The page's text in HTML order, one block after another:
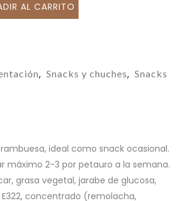
AL CARRITO
, Snacks y chuches, Snacks
ideal como snack ocasional.
máximo 2-3 por petauro a la semana.
grasa vegetal, jarabe de glucosa,
concentrado (remolacha,